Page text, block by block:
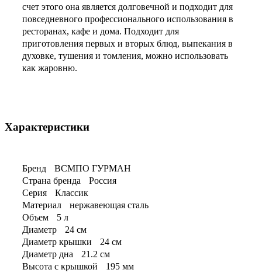
счет этого она является долговечной и подходит для
повседневного профессионального использования в
ресторанах, кафе и дома. Подходит для
приготовления первых и вторых блюд, выпекания в
духовке, тушения и томления, можно использовать
как жаровню.
Характеристики
Бренд
ВСМПО ГУРМАН
Страна бренда
Россия
Серия
Классик
Материал
нержавеющая сталь
Объем
5 л
Диаметр
24 см
Диаметр крышки
24 см
Диаметр дна
21.2 см
Высота с крышкой
195 мм